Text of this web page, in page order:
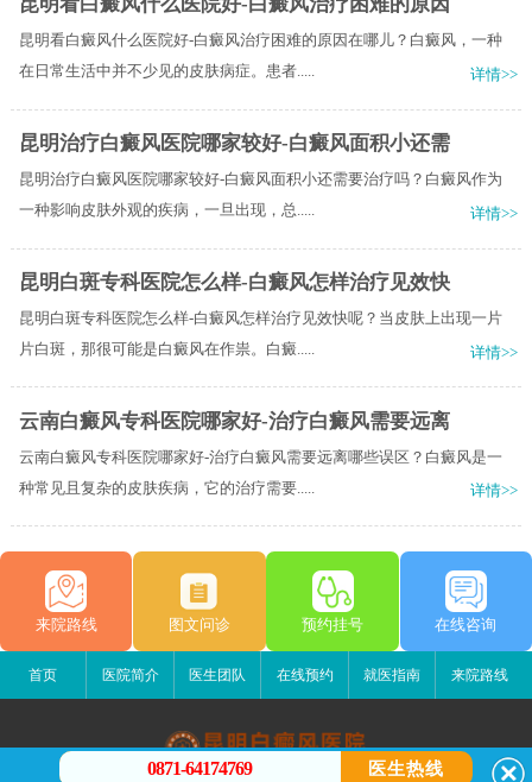
昆明看白癜风什么医院好-白癜风治疗困难的原因在哪儿？白癜风，一种
在日常生活中并不少见的皮肤病症。患者.....
详情>>
昆明治疗白癜风医院哪家较好-白癜风面积小还需
昆明治疗白癜风医院哪家较好-白癜风面积小还需要治疗吗？白癜风作为
一种影响皮肤外观的疾病，一旦出现，总.....
详情>>
昆明白斑专科医院怎么样-白癜风怎样治疗见效快
昆明白斑专科医院怎么样-白癜风怎样治疗见效快呢？当皮肤上出现一片
片白斑，那很可能是白癜风在作祟。白癜.....
详情>>
云南白癜风专科医院哪家好-治疗白癜风需要远离
云南白癜风专科医院哪家好-治疗白癜风需要远离哪些误区？白癜风是一
种常见且复杂的皮肤疾病，它的治疗需要.....
详情>>
来院路线 图文问诊 预约挂号 在线咨询
首页 医院简介 医生团队 在线预约 就医指南 来院路线
0871-64174769 医生热线